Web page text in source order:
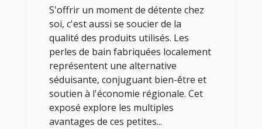
S'offrir un moment de détente chez
soi, c'est aussi se soucier de la
qualité des produits utilisés. Les
perles de bain fabriquées localement
représentent une alternative
séduisante, conjuguant bien-être et
soutien à l'économie régionale. Cet
exposé explore les multiples
avantages de ces petites...